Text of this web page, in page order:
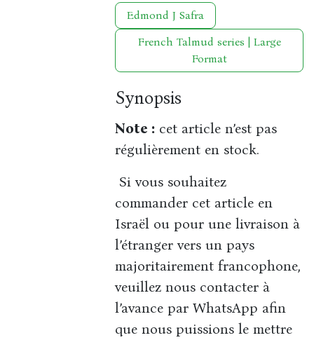
Edmond J Safra
French Talmud series | Large
Format
Synopsis
Note : cet article n’est pas
régulièrement en stock.
Si vous souhaitez
commander cet article en
Israël ou pour une livraison à
l’étranger vers un pays
majoritairement francophone,
veuillez nous contacter à
l’avance par WhatsApp afin
que nous puissions le mettre